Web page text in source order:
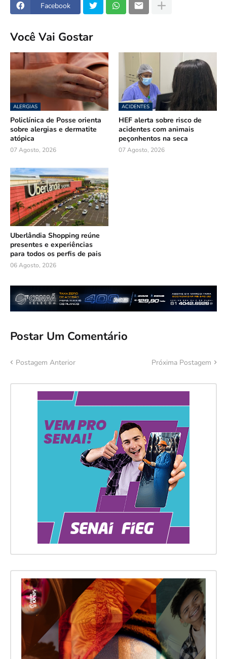
Facebook
Você Vai Gostar
ALERGIAS
Policlínica de Posse orienta
sobre alergias e dermatite
atópica
07 Agosto, 2026
ACIDENTES
HEF alerta sobre risco de
acidentes com animais
peçonhentos na seca
07 Agosto, 2026
Uberlândia Shopping reúne
presentes e experiências
para todos os perfis de pais
06 Agosto, 2026
Postar Um Comentário
Postagem Anterior Próxima Postagem